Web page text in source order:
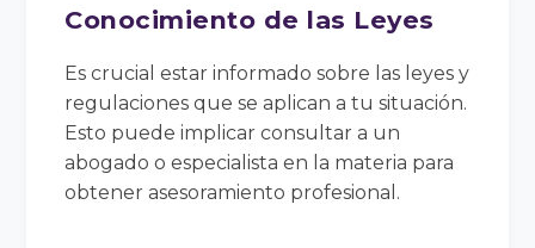
Conocimiento de las Leyes
Es crucial estar informado sobre las leyes y
regulaciones que se aplican a tu situación.
Esto puede implicar consultar a un
abogado o especialista en la materia para
obtener asesoramiento profesional.